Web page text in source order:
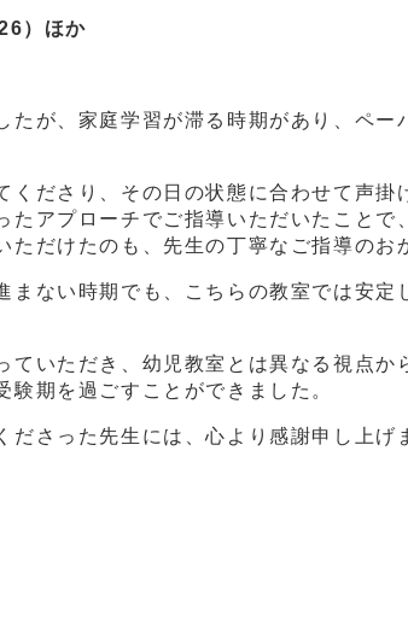
）ほか
が、家庭学習が滞る時期があり、ペー
ださり、その日の状態に合わせて声掛
たアプローチでご指導いただいたことで
ただけたのも、先生の丁寧なご指導のお
ない時期でも、こちらの教室では安定
いただき、幼児教室とは異なる視点か
期を過ごすことができました。
くださった先生には、心より感